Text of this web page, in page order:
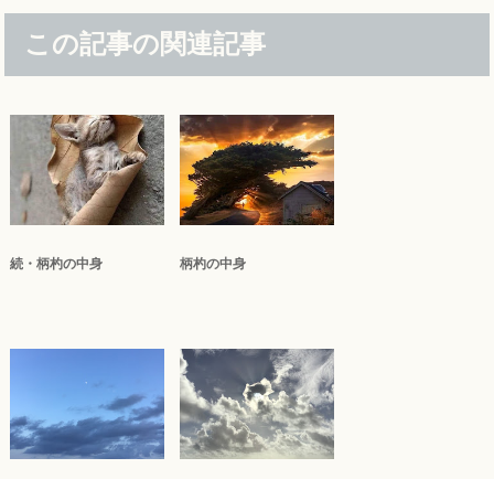
この記事の関連記事
続・柄杓の中身 柄杓の中身